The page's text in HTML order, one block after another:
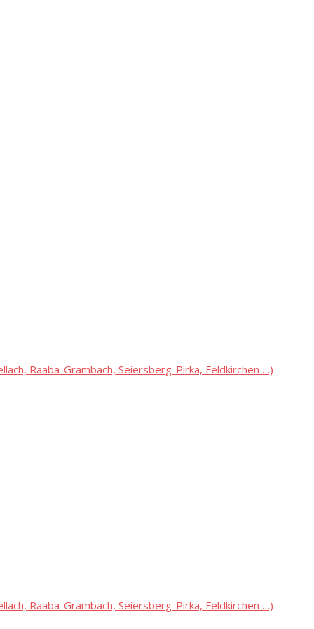
Raaba-Grambach, Seiersberg-Pirka, Feldkirchen …)
Raaba-Grambach, Seiersberg-Pirka, Feldkirchen …)